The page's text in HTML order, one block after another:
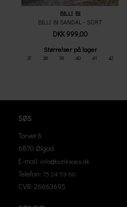
Størrelser på lager
37 38 39 40 41 42
BILLI BI
BILLI BI SANDAL - SORT
DKK 999,00
SØS
Torvet 6
6870 Ølgod
E-mail: info@butiksoes.dk
Telefon: 75 24 59 60
CVR: 26663695